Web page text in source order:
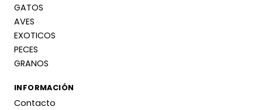
GATOS
AVES
EXOTICOS
PECES
GRANOS
INFORMACIÓN
Contacto